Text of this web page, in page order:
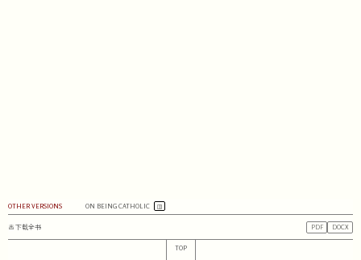
OTHER VERSIONS ON BEING CATHOLIC
下载全书 PDF DOCX
TOP